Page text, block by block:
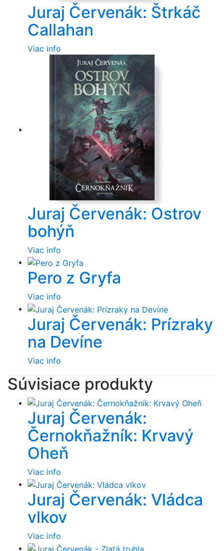
Juraj Červenák: Štrkáč
Callahan
Viac info
Juraj Červenák: Ostrov
bohýň
Viac info
Pero z Gryfa
Viac info
Juraj Červenák: Prízraky
na Devíne
Viac info
Súvisiace produkty
Juraj Červenák:
Černokňažník: Krvavý
Oheň
Viac info
Juraj Červenák: Vládca
vlkov
Viac info